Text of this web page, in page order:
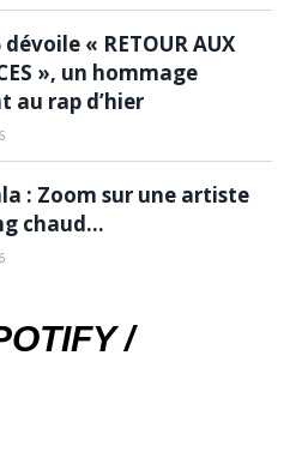
dévoile « RETOUR AUX
», un hommage
au rap d’hier
: Zoom sur une artiste
chaud…
/